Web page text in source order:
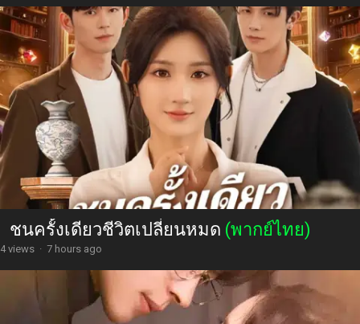
ชนครั้งเดียวชีวิตเปลี่ยนหมด (พากย์ไทย)
4 views · 7 hours ago